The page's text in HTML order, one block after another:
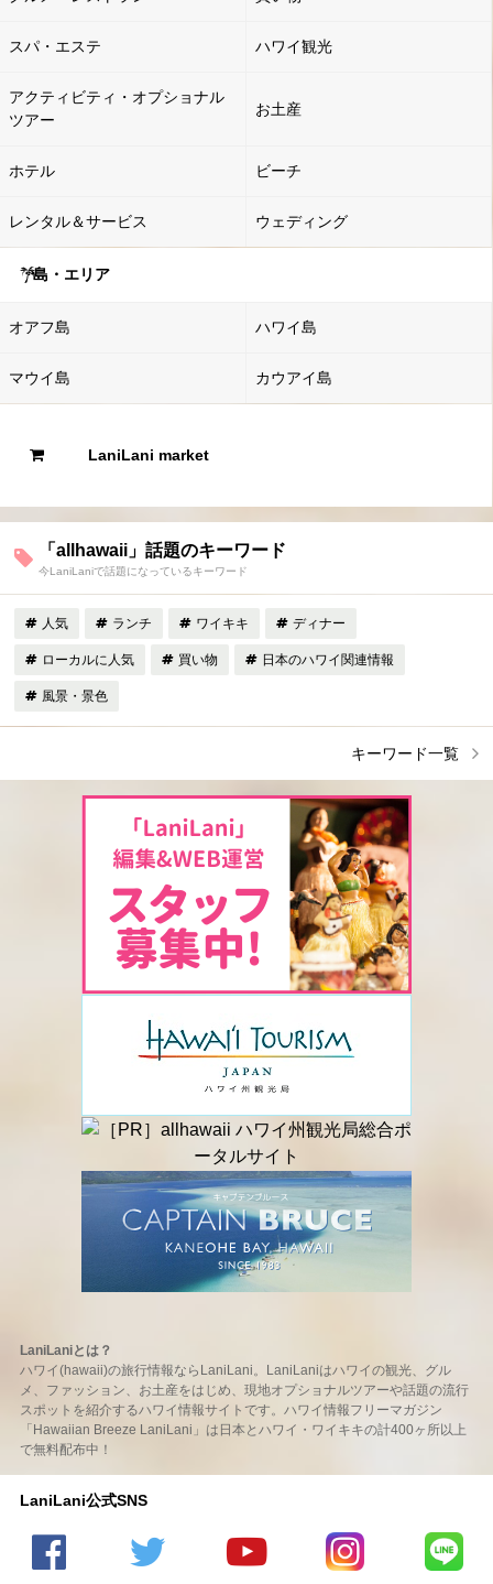
スパ・エステ ハワイ観光
アクティビティ・オプショナル
ツアー
お土産
ホテル ビーチ
レンタル＆サービス ウェディング
島・エリア
オアフ島 ハワイ島
マウイ島 カウアイ島
LaniLani market
「allhawaii」話題のキーワード
今LaniLaniで話題になっているキーワード
人気 ランチ ワイキキ ディナー
ローカルに人気 買い物 日本のハワイ関連情報
風景・景色
キーワード一覧
LaniLaniとは？
ハワイ(hawaii)の旅行情報ならLaniLani。LaniLaniはハワイの観光、グル
メ、ファッション、お土産をはじめ、現地オプショナルツアーや話題の流行
スポットを紹介するハワイ情報サイトです。ハワイ情報フリーマガジン
「Hawaiian Breeze LaniLani」は日本とハワイ・ワイキキの計400ヶ所以上
で無料配布中！
LaniLani公式SNS